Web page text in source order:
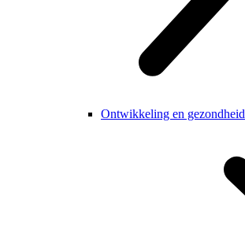
Ontwikkeling en gezondheid